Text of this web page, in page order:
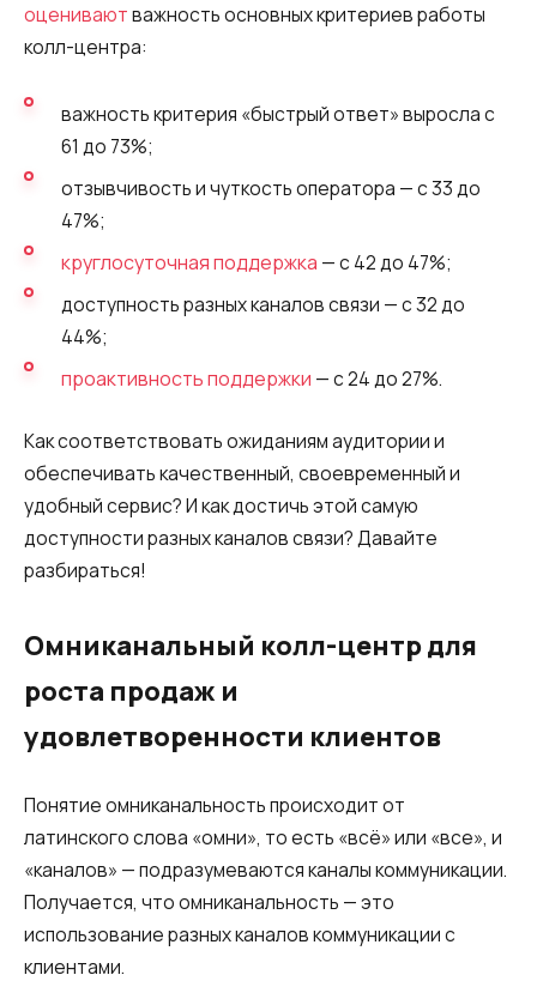
СПАМ-мониторинг телефонных
номеров
SMS-рассылки
Международные SMS-рассылки
Сервис подтверждения номера
Расширенный пакет поддержки SLA
Телефонная аналитика для бизнеса
Viber-рассылки
оцениваютважность основных критериев работы
колл-центра:
важность критерия «быстрый ответ» выросла с
61 до 73%;
отзывчивость и чуткость оператора — с 33 до
47%;
круглосуточная поддержка — с 42 до 47%;
доступность разных каналов связи — с 32 до
44%;
проактивность поддержки — с 24 до 27%.
Как соответствовать ожиданиям аудитории и
обеспечивать качественный, своевременный и
удобный сервис? И как достичь этой самую
доступности разных каналов связи? Давайте
разбираться!
Омниканальный колл-центр для
роста продаж и
удовлетворенности клиентов
Понятие омниканальность происходит от
латинского слова «омни», то есть «всё» или «все», и
«каналов» — подразумеваются каналы коммуникации.
Получается, что омниканальность — это
использование разных каналов коммуникации с
клиентами.